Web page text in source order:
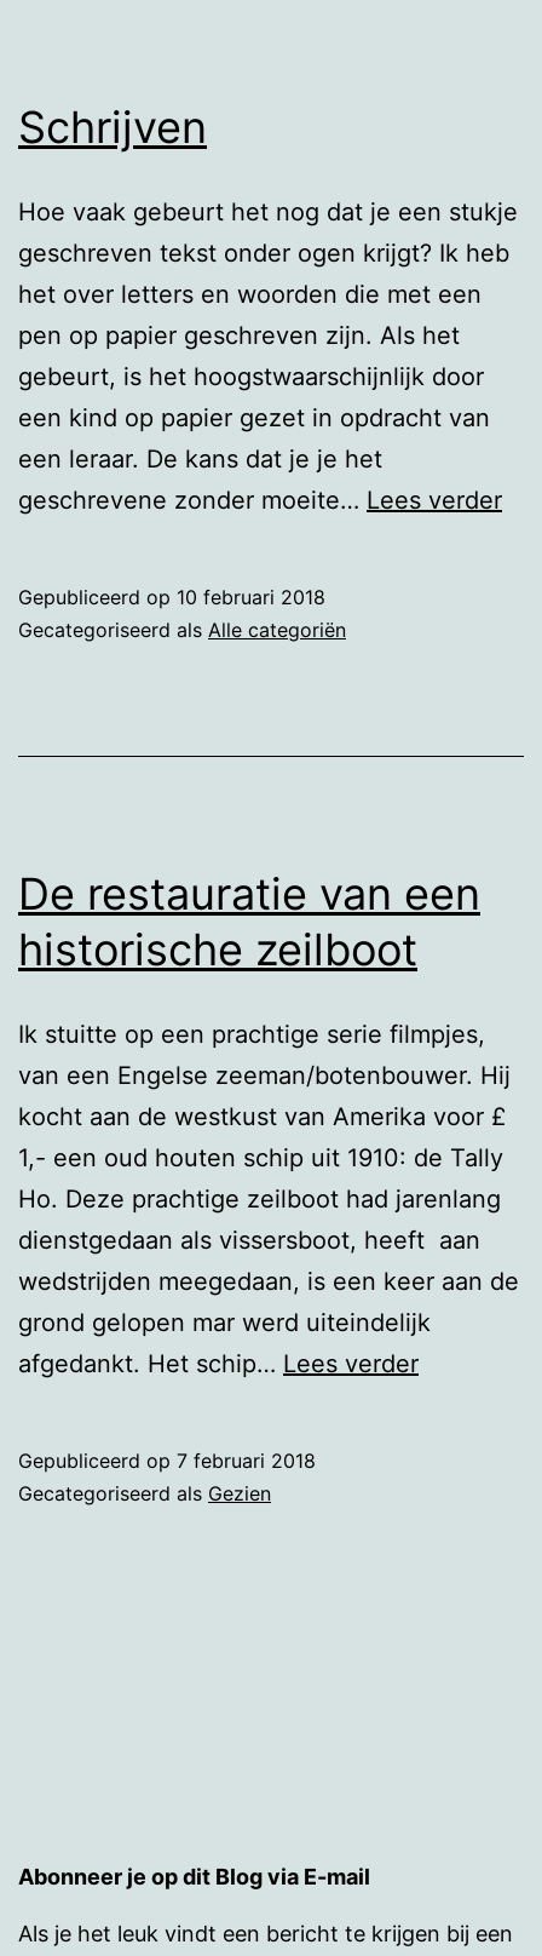
Schrijven
Hoe vaak gebeurt het nog dat je een stukje
geschreven tekst onder ogen krijgt? Ik heb
het over letters en woorden die met een
pen op papier geschreven zijn. Als het
gebeurt, is het hoogstwaarschijnlijk door
een kind op papier gezet in opdracht van
een leraar. De kans dat je je het
geschrevene zonder moeite… Lees verder
Gepubliceerd op 10 februari 2018
Gecategoriseerd als Alle categoriën
De restauratie van een
historische zeilboot
Ik stuitte op een prachtige serie filmpjes,
van een Engelse zeeman/botenbouwer. Hij
kocht aan de westkust van Amerika voor £
1,- een oud houten schip uit 1910: de Tally
Ho. Deze prachtige zeilboot had jarenlang
dienstgedaan als vissersboot, heeft aan
wedstrijden meegedaan, is een keer aan de
grond gelopen mar werd uiteindelijk
afgedankt. Het schip… Lees verderDe
Gepubliceerd op 7 februari 2018
Gecategoriseerd als Gezien
Abonneer je op dit Blog via E-mail
Als je het leuk vindt een bericht te krijgen bij een